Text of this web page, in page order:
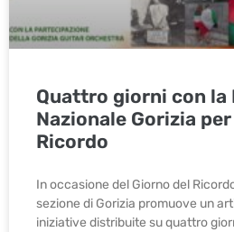
Quattro giorni con la
Nazionale Gorizia
Ricordo
In occasione del Giorno del
sezione di Gorizia promuove un
iniziative distribuite su quattro